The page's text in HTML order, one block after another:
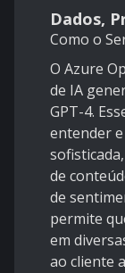
Dados,
Como o
O Azure
de IA
GPT-4.
entender
de
de
permite
em
ao cliente